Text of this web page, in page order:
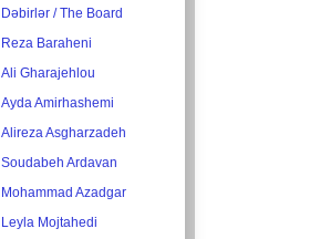
Dəbirlər / The Board
Reza Baraheni
Ali Gharajehlou
Ayda Amirhashemi
Alireza Asgharzadeh
Soudabeh Ardavan
Mohammad Azadgar
Leyla Mojtahedi